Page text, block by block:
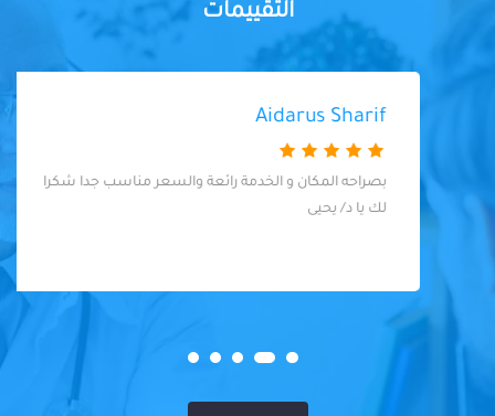
التقييمات
Aidarus Sharif
بصراحه المكان و الخدمة رائعة والسعر مناسب جدا شكرا
لك يا د/ يحيى